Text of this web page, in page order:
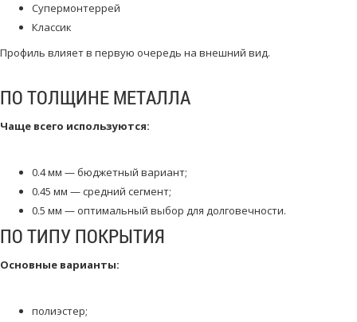
Супермонтеррей
Классик
Профиль влияет в первую очередь на внешний вид.
ПО ТОЛЩИНЕ МЕТАЛЛА
Чаще всего используются:
0.4 мм — бюджетный вариант;
0.45 мм — средний сегмент;
0.5 мм — оптимальный выбор для долговечности.
ПО ТИПУ ПОКРЫТИЯ
Основные варианты:
полиэстер;